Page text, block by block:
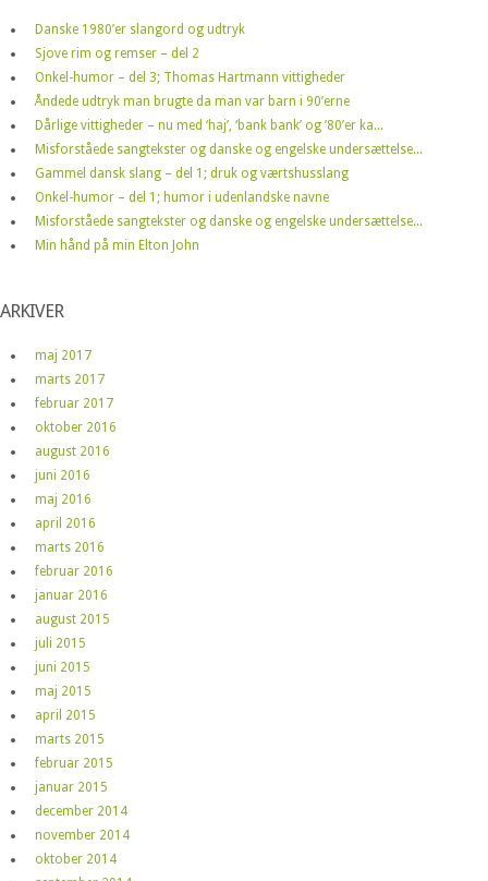
Danske 1980’er slangord og udtryk
Sjove rim og remser – del 2
Onkel-humor – del 3; Thomas Hartmann vittigheder
Åndede udtryk man brugte da man var barn i 90’erne
Dårlige vittigheder – nu med ‘haj’, ‘bank bank’ og ’80’er ka...
Misforståede sangtekster og danske og engelske undersættelse...
Gammel dansk slang – del 1; druk og værtshusslang
Onkel-humor – del 1; humor i udenlandske navne
Misforståede sangtekster og danske og engelske undersættelse...
Min hånd på min Elton John
ARKIVER
maj 2017
marts 2017
februar 2017
oktober 2016
august 2016
juni 2016
maj 2016
april 2016
marts 2016
februar 2016
januar 2016
august 2015
juli 2015
juni 2015
maj 2015
april 2015
marts 2015
februar 2015
januar 2015
december 2014
november 2014
oktober 2014